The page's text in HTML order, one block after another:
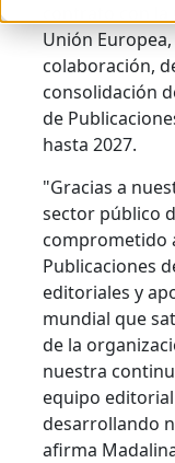
Alcance y
Convierta audio
Servicios de
Potencie la IA
Todas las
Soluciones por
Ciencias de la Vida
Doblaje
Servicios
Potencia la IA
Conoce a Lia
Traducción de IA
Dominar la
globales
Consejos para
Ubicaciones
Carreras
Forma parte
contrato con
Unión
colaboración,
consolidación
de
hasta 2027.
"Gracias a
sector público
comprometido
Publicaciones
editoriales y
mundial que
de la
nuestra
equipo
desarrollando
afirma